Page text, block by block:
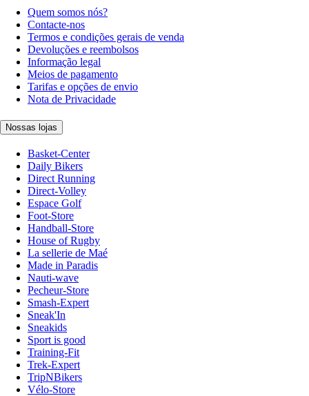
Quem somos nós?
Contacte-nos
Termos e condições gerais de venda
Devoluções e reembolsos
Informação legal
Meios de pagamento
Tarifas e opções de envio
Nota de Privacidade
Nossas lojas
Basket-Center
Daily Bikers
Direct Running
Direct-Volley
Espace Golf
Foot-Store
Handball-Store
House of Rugby
La sellerie de Maé
Made in Paradis
Nauti-wave
Pecheur-Store
Smash-Expert
Sneak'In
Sneakids
Sport is good
Training-Fit
Trek-Expert
TripNBikers
Vélo-Store